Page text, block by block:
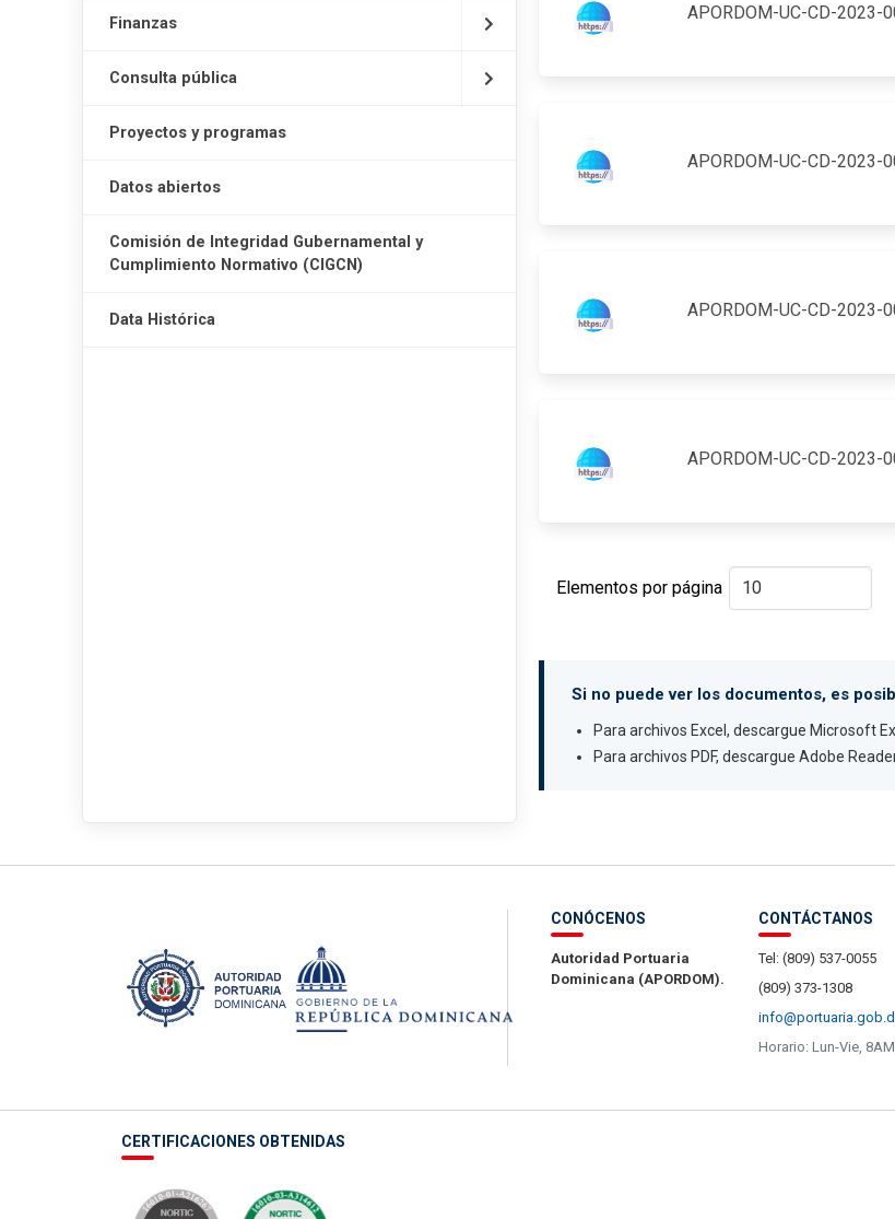
Finanzas
Consulta pública
Proyectos y programas
Datos abiertos
Comisión de Integridad Gubernamental y
Cumplimiento Normativo (CIGCN)
Data Histórica
APORDOM-UC-CD-2023-
APORDOM-UC-CD-2023-
APORDOM-UC-CD-2023-
APORDOM-UC-CD-2023-
Elementos por página
Si no puede ver los documentos, es
Para archivos Excel, descargue Microsoft
Para archivos PDF, descargue Adobe
CONÓCENOS
Autoridad Portuaria
Dominicana (APORDOM).
CONTÁCTANOS
Tel: (809) 537-0055
(809) 373-1308
Horario: Lun-Vie,
CERTIFICACIONES OBTENIDAS